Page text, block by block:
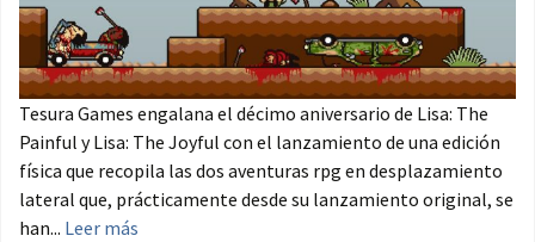
Tesura Games engalana el décimo aniversario de Lisa: The
Painful y Lisa: The Joyful con el lanzamiento de una edición
física que recopila las dos aventuras rpg en desplazamiento
lateral que, prácticamente desde su lanzamiento original, se
han... Leer más